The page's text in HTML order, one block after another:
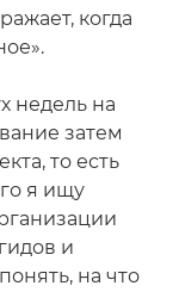
когда
недель на
затем
то есть
я ищу
и
на что